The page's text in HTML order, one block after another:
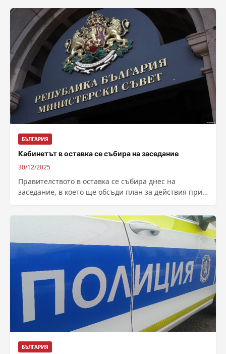
пориви...
БЪЛГАРИЯ
Кабинетът в оставка се събира на заседание
30/12/2025
Правителството в оставка се събира днес на
заседание, в което ще обсъди план за действия при
БЪЛГАРИЯ